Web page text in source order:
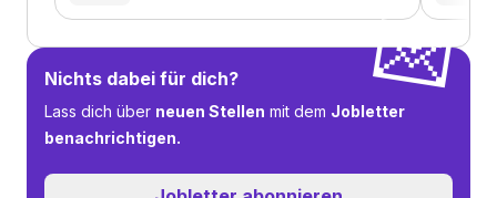
💌
Nichts dabei für dich?
Lass dich über neuen Stellen mit dem Jobletter
benachrichtigen.